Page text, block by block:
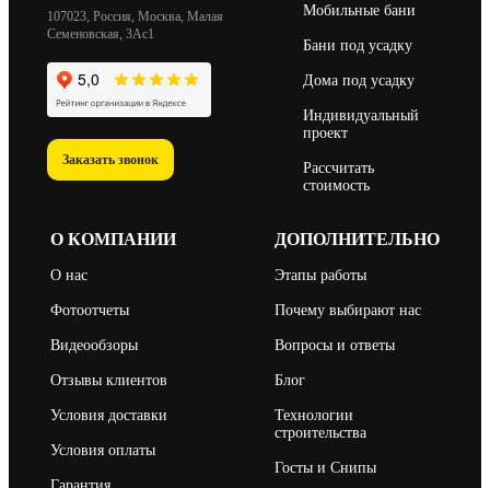
107023, Россия, Москва, Малая
Семеновская, 3Ас1
Заказать звонок
Мобильные бани
Бани под усадку
Дома под усадку
Индивидуальный
проект
Рассчитать
стоимость
О КОМПАНИИ
О нас
Фотоотчеты
Видеообзоры
Отзывы клиентов
Условия доставки
Условия оплаты
ДОПОЛНИТЕЛЬНО
Этапы работы
Почему выбирают нас
Вопросы и ответы
Блог
Технологии
строительства
Госты и Снипы